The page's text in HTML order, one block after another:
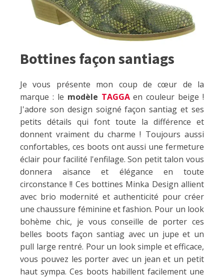
Bottines façon santiags
Je vous présente mon coup de cœur de la
marque : le modèle TAGGAen couleur beige !
J'adore son design soigné façon santiag et ses
petits détails qui font toute la différence et
donnent vraiment du charme ! Toujours aussi
confortables, ces boots ont aussi une fermeture
éclair pour facilité l'enfilage. Son petit talon vous
donnera aisance et élégance en toute
circonstance !! Ces bottines Minka Design allient
avec brio modernité et authenticité pour créer
une chaussure féminine et fashion. Pour un look
bohème chic, je vous conseille de porter ces
belles boots façon santiag avec un jupe et un
pull large rentré. Pour un look simple et efficace,
vous pouvez les porter avec un jean et un petit
haut sympa. Ces boots habillent facilement une